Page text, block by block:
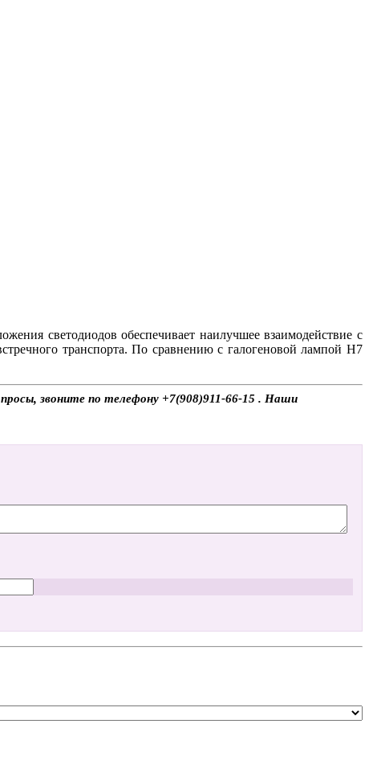
светодиодов обеспечивает наилучшее взаимодействие с
транспорта. По сравнению с галогеновой лампой H7
звоните по телефону +7(908)911-66-15 . Наши